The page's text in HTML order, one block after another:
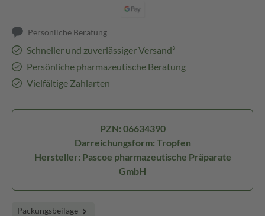
Persönliche Beratung
Schneller und zuverlässiger Versand³
Persönliche pharmazeutische Beratung
Vielfältige Zahlarten
PZN: 06634390
Darreichungsform: Tropfen
Hersteller: Pascoe pharmazeutische Präparate
GmbH
Packungsbeilage